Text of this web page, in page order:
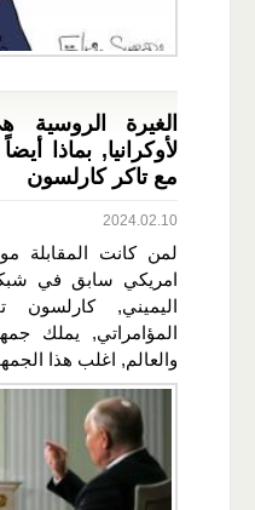
الغيرة الروسية
لأوكرانيا, بماذا
مع تاكر كارلسون
2024.02.10
لمن كانت المقابلة
امريكي سابق في
اليميني, كارلسون
المؤامراتي, يملك
والعالم, اغلب هذا